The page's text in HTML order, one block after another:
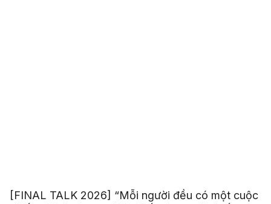
[FINAL TALK 2026] “Mỗi người đều có một cuộc